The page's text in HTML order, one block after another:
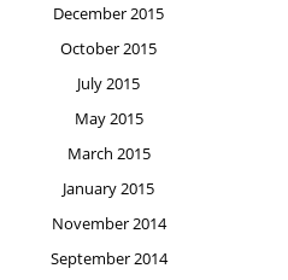
December 2015
October 2015
July 2015
May 2015
March 2015
January 2015
November 2014
September 2014